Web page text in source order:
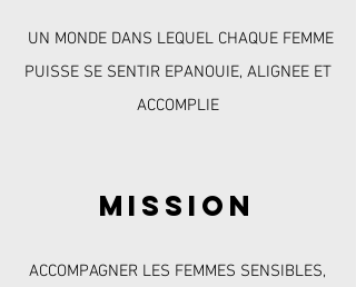
UN MONDE DANS LEQUEL CHAQUE FEMME
PUISSE SE SENTIR EPANOUIE, ALIGNEE ET
ACCOMPLIE
mis sion
ACCOMPAGNER LES FEMMES SENSIBLES,